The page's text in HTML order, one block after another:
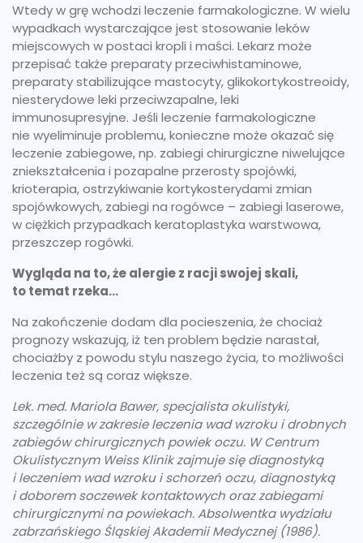
Wtedy w grę wchodzi leczenie farmakologiczne. W wielu
wypadkach wystarczające jest stosowanie leków
miejscowych w postaci kropli i maści. Lekarz może
przepisać także preparaty przeciwhistaminowe,
preparaty stabilizujące mastocyty, glikokortykostreoidy,
niesterydowe leki przeciwzapalne, leki
immunosupresyjne. Jeśli leczenie farmakologiczne
nie wyeliminuje problemu, konieczne może okazać się
leczenie zabiegowe, np. zabiegi chirurgiczne niwelujące
zniekształcenia i pozapalne przerosty spojówki,
krioterapia, ostrzykiwanie kortykosterydami zmian
spojówkowych, zabiegi na rogówce – zabiegi laserowe,
w ciężkich przypadkach keratoplastyka warstwowa,
przeszczep rogówki.
Wygląda na to, że alergie z racji swojej skali,
to temat rzeka…
Na zakończenie dodam dla pocieszenia, że chociaż
prognozy wskazują, iż ten problem będzie narastał,
chociażby z powodu stylu naszego życia, to możliwości
leczenia też są coraz większe.
Lek. med. Mariola Bawer, specjalista okulistyki,
szczególnie w zakresie leczenia wad wzroku i drobnych
zabiegów chirurgicznych powiek oczu. W Centrum
Okulistycznym Weiss Klinik zajmuje się diagnostyką
i leczeniem wad wzroku i schorzeń oczu, diagnostyką
i doborem soczewek kontaktowych oraz zabiegami
chirurgicznymi na powiekach. Absolwentka wydziału
zabrzańskiego Śląskiej Akademii Medycznej (1986).